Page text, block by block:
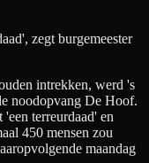
zegt burgemeester
intrekken, werd 's
noodopvang De Hoof.
terreurdaad' en
450 mensen zou
maandag